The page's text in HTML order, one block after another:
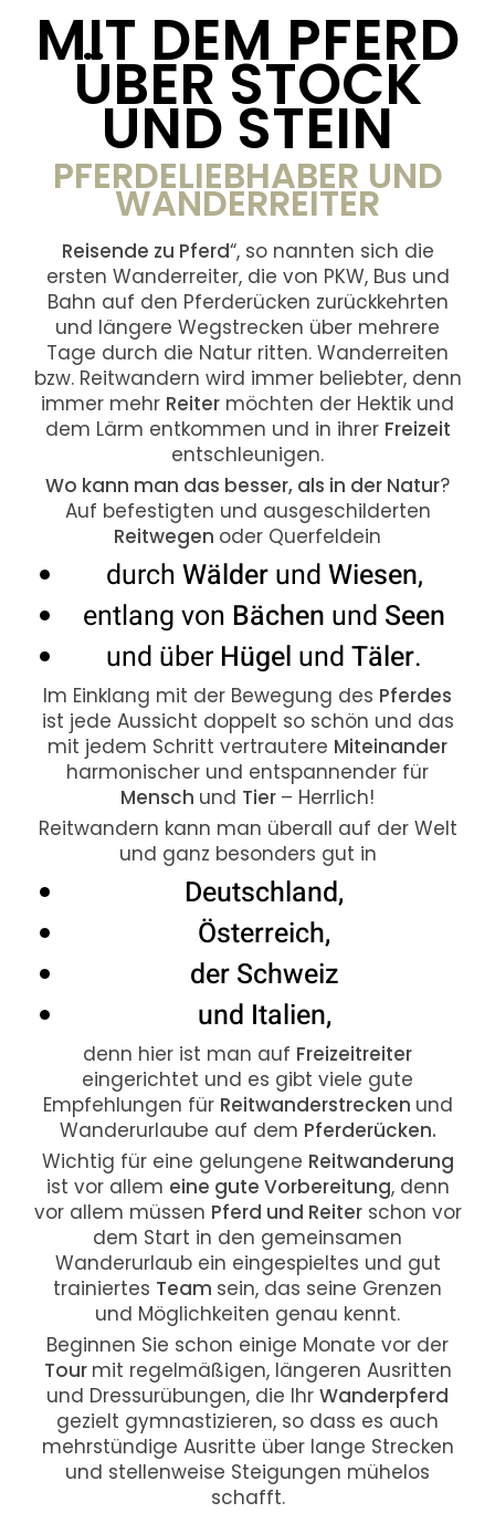
MIT DEM PFERD
ÜBER STOCK
UND STEIN
PFERDELIEBHABER UND
WANDERREITER
Reisende zu Pferd“, so nannten sich die
ersten Wanderreiter, die von PKW, Bus und
Bahn auf den Pferderücken zurückkehrten
und längere Wegstrecken über mehrere
Tage durch die Natur ritten. Wanderreiten
bzw. Reitwandern wird immer beliebter, denn
immer mehr Reiter möchten der Hektik und
dem Lärm entkommen und in ihrer Freizeit
entschleunigen.
Wo kann man das besser, als in der Natur?
Auf befestigten und ausgeschilderten
Reitwegen oder Querfeldein
durchWälderundWiesen,
entlang von Bächen und Seen
und überHügel undTäler.
Im Einklang mit der Bewegung des Pferdes
ist jede Aussicht doppelt so schön und das
mit jedem Schritt vertrautere Miteinander
harmonischer und entspannender für
Mensch und Tier – Herrlich!
Reitwandern kann man überall auf der Welt
und ganz besonders gut in
Deutschland,
Österreich,
der Schweiz
und Italien,
denn hier ist man auf Freizeitreiter
eingerichtet und es gibt viele gute
Empfehlungen für Reitwanderstrecken und
Wanderurlaube auf dem Pferderücken.
Wichtig für eine gelungene Reitwanderung
ist vor allem eine gute Vorbereitung, denn
vor allem müssen Pferd und Reiterschon vor
dem Start in den gemeinsamen
Wanderurlaub ein eingespieltes und gut
trainiertes Team sein, das seine Grenzen
und Möglichkeiten genau kennt.
Beginnen Sie schon einige Monate vor der
Tour mit regelmäßigen, längeren Ausritten
und Dressurübungen, die Ihr Wanderpferd
gezielt gymnastizieren, so dass es auch
mehrstündige Ausritte über lange Strecken
und stellenweise Steigungen mühelos
schafft.